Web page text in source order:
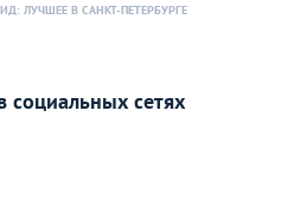
ЛУЧШЕЕ В САНКТ-ПЕТЕРБУРГЕ
социальных сетях